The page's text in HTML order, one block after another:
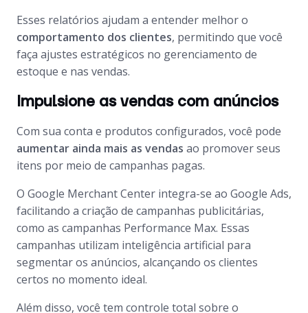
Esses relatórios ajudam a entender melhor o
comportamento dos clientes, permitindo que você
faça ajustes estratégicos no gerenciamento de
estoque e nas vendas.
Impulsione as vendas com anúncios
Com sua conta e produtos configurados, você pode
aumentar ainda mais as vendas ao promover seus
itens por meio de campanhas pagas.
O Google Merchant Center integra-se ao Google Ads,
facilitando a criação de campanhas publicitárias,
como as campanhas Performance Max. Essas
campanhas utilizam inteligência artificial para
segmentar os anúncios, alcançando os clientes
certos no momento ideal.
Além disso, você tem controle total sobre o